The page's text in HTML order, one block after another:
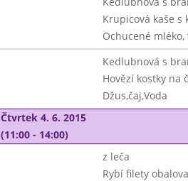
Krupicová kaše s
Ochucené mléko,
Kedlubnová s
Hovězí kostky na
Džus,čaj,Voda
Čtvrtek 4. 6. 2015
(11:00 - 14:00)
z leča
Rybí filety